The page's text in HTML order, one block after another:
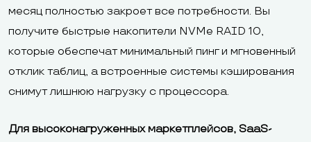
месяц полностью закроет все потребности. Вы
получите быстрые накопители NVMe RAID 10,
которые обеспечат минимальный пинг и мгновенный
отклик таблиц, а встроенные системы кэширования
снимут лишнюю нагрузку с процессора.
Для высоконагруженных маркетплейсов, SaaS-